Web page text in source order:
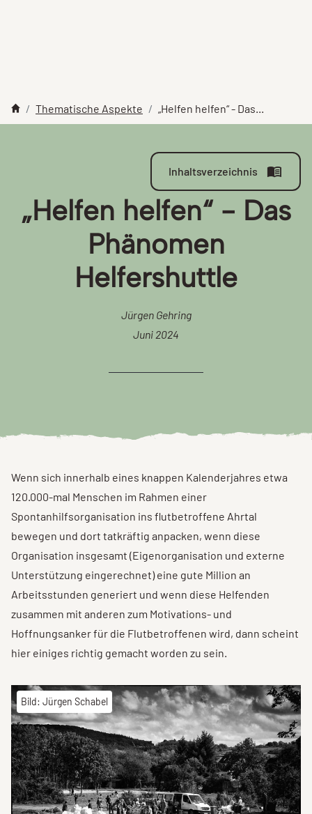
Thematische Aspekte „Helfen helfen“ - Das...
Inhaltsverzeichnis
„Helfen helfen“ - Das
Phänomen
Helfershuttle
Jürgen Gehring
Juni 2024
Wenn sich innerhalb eines knappen Kalenderjahres etwa
120.000-mal Menschen im Rahmen einer
Spontanhilfsorganisation ins flutbetroffene Ahrtal
bewegen und dort tatkräftig anpacken, wenn diese
Organisation insgesamt (Eigenorganisation und externe
Unterstützung eingerechnet) eine gute Million an
Arbeitsstunden generiert und wenn diese Helfenden
zusammen mit anderen zum Motivations- und
Hoffnungsanker für die Flutbetroffenen wird, dann scheint
hier einiges richtig gemacht worden zu sein.
Bild: Jürgen Schabel